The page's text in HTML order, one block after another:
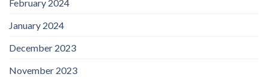
February 2024
January 2024
December 2023
November 2023